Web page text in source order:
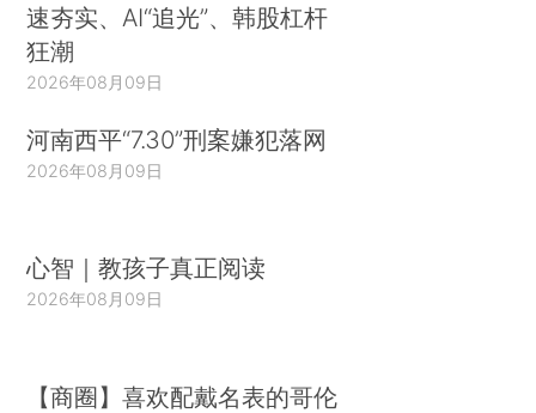
速夯实、AI“追光”、韩股杠杆
狂潮
2026年08月09日
河南西平“7.30”刑案嫌犯落网
2026年08月09日
心智｜教孩子真正阅读
2026年08月09日
【商圈】喜欢配戴名表的哥伦